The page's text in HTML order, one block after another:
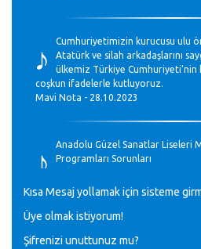
♪
Cumhuriyetimizin kurucusu ulu
Atatürk ve silah arkadaşlarını
ülkemiz Türkiye Cumhuriyeti’nin
coşkun ifadelerle kutluyoruz.
Mavi Nota - 28.10.2023
♪
Anadolu Güzel Sanatlar Liseleri
Programları Sorunları
♪
GEÇMİŞ OLSUN TÜRKİYE!
Mavi Nota - 07.02.2023
Kısa Mesaj yollamak için sisteme
Üye olmak istiyorum!
Şifrenizi unuttunuz mu?